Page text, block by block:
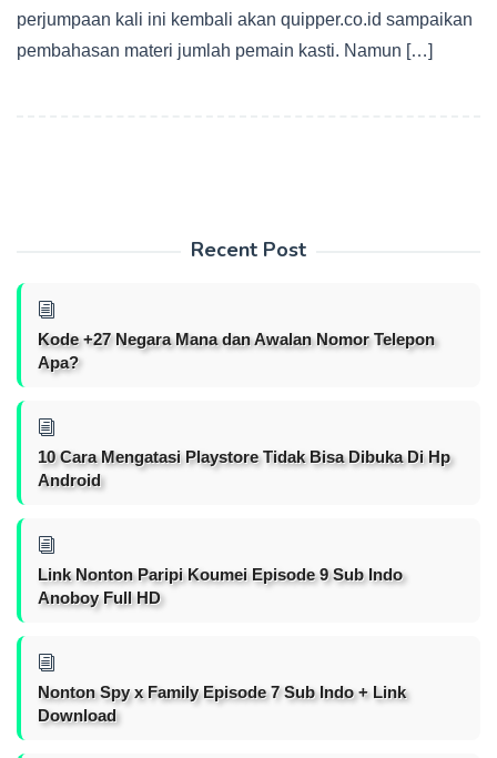
perjumpaan kali ini kembali akan quipper.co.id sampaikan
pembahasan materi jumlah pemain kasti. Namun […]
Recent Post
Kode +27 Negara Mana dan Awalan Nomor Telepon
Apa?
10 Cara Mengatasi Playstore Tidak Bisa Dibuka Di Hp
Android
Link Nonton Paripi Koumei Episode 9 Sub Indo
Anoboy Full HD
Nonton Spy x Family Episode 7 Sub Indo + Link
Download